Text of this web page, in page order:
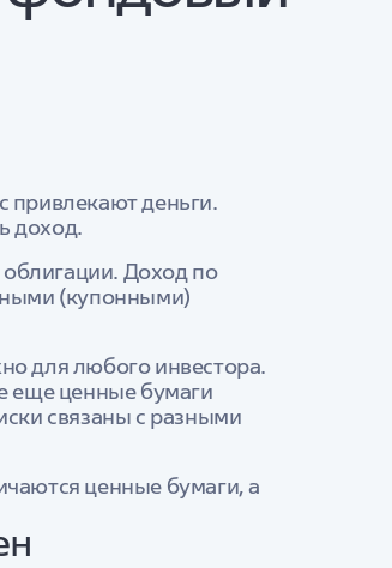
привлекают деньги.
доход.
Доход по
(купонными)
для любого инвестора.
еще ценные бумаги
связаны с разными
ценные бумаги, а